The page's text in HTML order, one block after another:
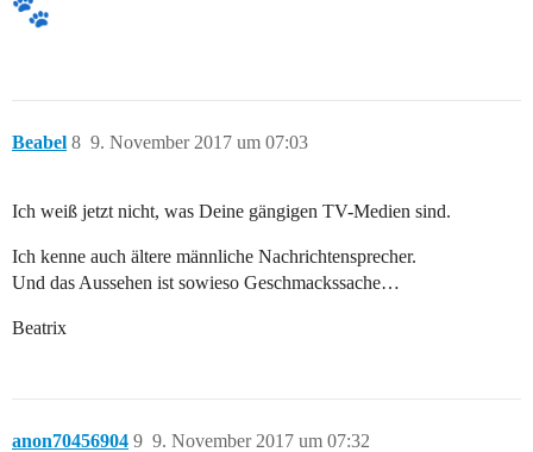
Beabel 9. November 2017 um 07:03
8
Ich weiß jetzt nicht, was Deine gängigen TV-Medien sind.
Ich kenne auch ältere männliche Nachrichtensprecher.
Und das Aussehen ist sowieso Geschmackssache…
Beatrix
anon70456904 9. November 2017 um 07:32
9